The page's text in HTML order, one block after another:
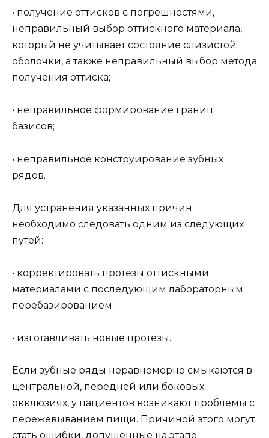
• получение оттисков с погрешностями,
неправильный выбор оттискного материала,
который не учитывает состояние слизистой
оболочки, а также неправильный выбор метода
получения оттиска;
• неправильное формирование границ
базисов;
• неправильное конструирование зубных
рядов.
Для устранения указанных причин
необходимо следовать одним из следующих
путей:
• корректировать протезы оттискными
материалами с последующим лабораторным
перебазированием;
• изготавливать новые протезы.
Если зубные ряды неравномерно смыкаются в
центральной, передней или боковых
окклюзиях, у пациентов возникают проблемы с
пережевыванием пищи. Причиной этого могут
стать ошибки, допущенные на этапе